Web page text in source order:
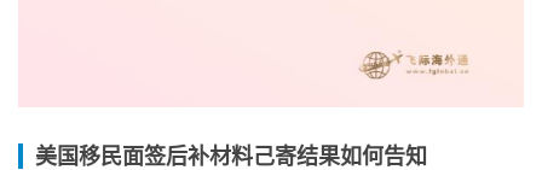
美国移民面签后补材料己寄结果如何告知